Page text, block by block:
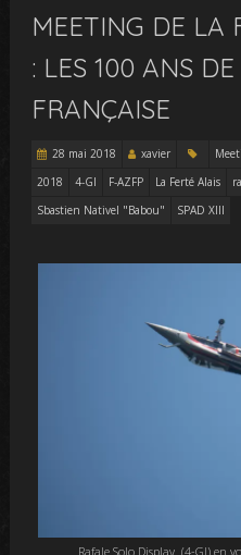
MEETING DE LA
: LES 100 ANS DE
FRANÇAISE
28 mai 2018 xavier
2018
4-GI F-AZFP La Ferté Alais
Sbastien Nativel "Babou"
SPAD XIII
Rafale Solo Display (4-GI) en